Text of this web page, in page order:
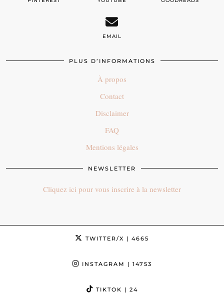
EMAIL
PLUS D’INFORMATIONS
À propos
Contact
Disclaimer
FAQ
Mentions légales
NEWSLETTER
Cliquez ici pour vous inscrire à la newsletter
TWITTER/X | 4665
INSTAGRAM | 14753
TIKTOK | 24